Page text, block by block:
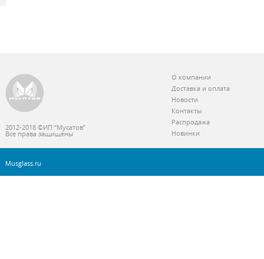
2012-2018 ©ИП “Мусатов”
Все права защищены
О компании
Доставка и оплата
Новости
Контакты
Распродажа
Новинки
Musglass.ru